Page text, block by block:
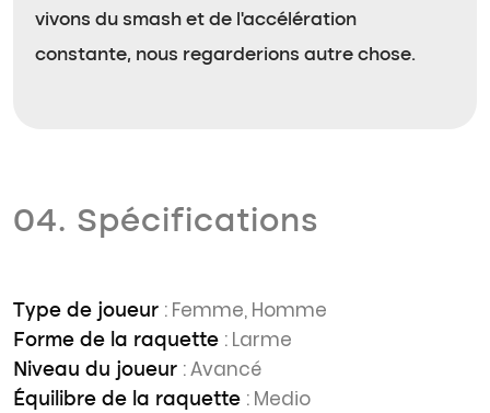
vivons du smash et de l’accélération
constante, nous regarderions autre chose.
04. Spécifications
Type de joueur : Femme, Homme
Forme de la raquette : Larme
Niveau du joueur : Avancé
Équilibre de la raquette : Medio